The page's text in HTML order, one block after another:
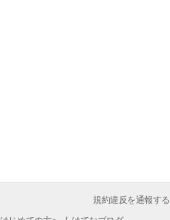
規約違反を通報する